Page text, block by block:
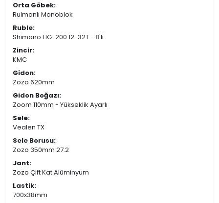
Orta Göbek:
Rulmanlı Monoblok
Ruble:
Shimano HG-200 12-32T - 8'li
Zincir:
KMC
Gidon:
Zozo 620mm
Gidon Boğazı:
Zoom 110mm - Yükseklik Ayarlı
Sele:
Vealen TX
Sele Borusu:
Zozo 350mm 27.2
Jant:
Zozo Çift Kat Alüminyum
Lastik:
700x38mm